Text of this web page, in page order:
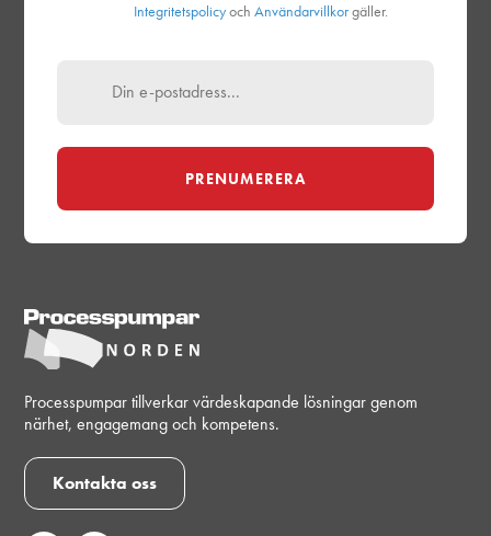
IntegritetspolicyochAnvändarvillkorgäller.
Processpumpar tillverkar värdeskapande lösningar genom
närhet, engagemang och kompetens.
Kontakta oss